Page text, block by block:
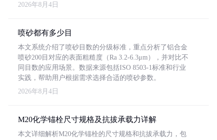
2026年8月4日
喷砂都有多少目
本文系统介绍了喷砂目数的分级标准，重点分析了铝合金
喷砂200目对应的表面粗糙度（Ra 3.2-6.3μm），并对比不
同目数的应用场景。数据来源包括ISO 8503-1标准和行业
实践，帮助用户根据需求选择合适的喷砂参数。
2026年8月4日
M20化学锚栓尺寸规格及抗拔承载力详解
本文详细解析M20化学锚栓的尺寸规格和抗拔承载力，包